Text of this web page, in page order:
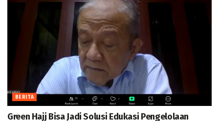
BERITA
Green Hajj Bisa Jadi Solusi Edukasi Pengelolaan